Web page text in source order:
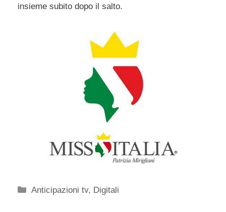
insieme subito dopo il salto.
Categorie
Anticipazioni tv, Digitali